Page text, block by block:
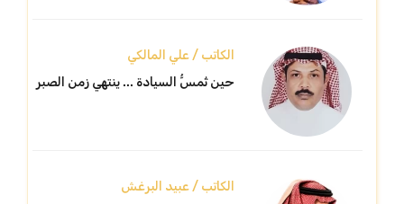
الكاتب / علي المالكي
حين تُمسُّ السيادة ... ينتهي زمن الصبر
الكاتب / عبيد البرغش